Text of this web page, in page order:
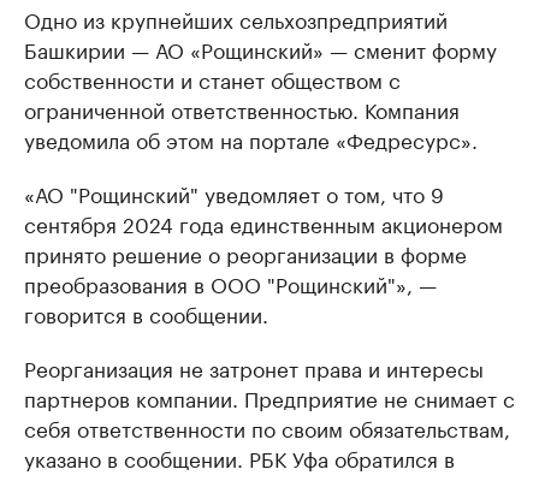
Одно из крупнейших сельхозпредприятий
Башкирии — АО «Рощинский» — сменит форму
собственности и станет обществом с
ограниченной ответственностью. Компания
уведомила об этом на портале «Федресурс».
«АО "Рощинский" уведомляет о том, что 9
сентября 2024 года единственным акционером
принято решение о реорганизации в форме
преобразования в ООО "Рощинский"», —
говорится в сообщении.
Реорганизация не затронет права и интересы
партнеров компании. Предприятие не снимает с
себя ответственности по своим обязательствам,
указано в сообщении. РБК Уфа обратился в